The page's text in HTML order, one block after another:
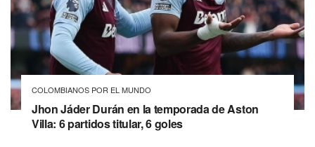
COLOMBIANOS POR EL MUNDO
Jhon Jáder Durán en la temporada de Aston
Villa: 6 partidos titular, 6 goles